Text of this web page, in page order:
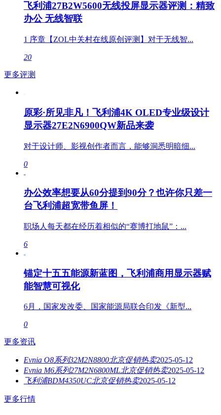
飞利浦27B2W5600无线投屏显示器评测：精致
办公 无线智联
1 序章【ZOL中关村在线原创评测】对于无线智...
20
更多评测
原彩·所见非凡！飞利浦4K OLED专业级设计
显示器27E2N6900QW新品来袭
对于设计师、影视创作者而言，能够洞悉明暗细...
0
办公效率想要从60分提到90分？也许你只差一
台飞利浦超宽带鱼屏！
职场人每天都在经历着相似的“赛博打地鼠”：...
6
锚定十五五能源新蓝图，飞利浦商用显示器赋
能智慧可视化
6月，国家发改委、国家能源局联合印发《新型...
0
更多资讯
Evnia O8系列32M2N8800北京促销热卖2025-05-12
Evnia M6系列27M2N6800ML北京促销热卖2025-05-12
飞利浦BDM4350UC北京促销热卖2025-05-12
更多行情